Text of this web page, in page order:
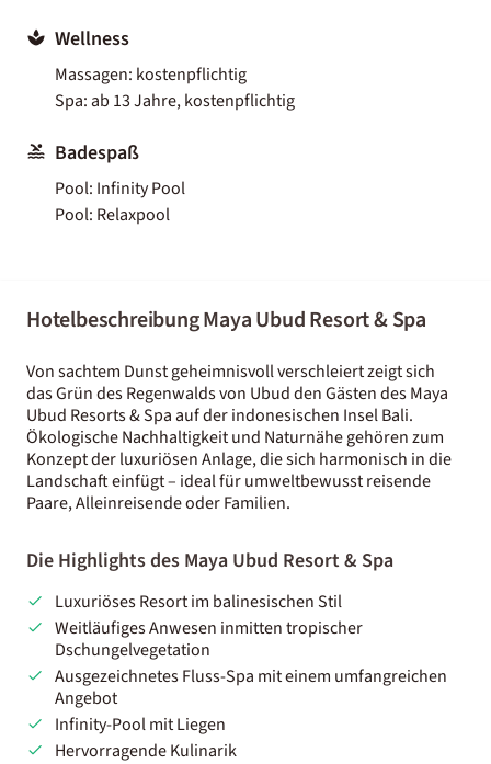
Wellness
Massagen: kostenpflichtig
Spa: ab 13 Jahre, kostenpflichtig
Badespaß
Pool: Infinity Pool
Pool: Relaxpool
Hotelbeschreibung Maya Ubud Resort & Spa
Von sachtem Dunst geheimnisvoll verschleiert zeigt sich
das Grün des Regenwalds von Ubud den Gästen des Maya
Ubud Resorts & Spa auf der indonesischen Insel Bali.
Ökologische Nachhaltigkeit und Naturnähe gehören zum
Konzept der luxuriösen Anlage, die sich harmonisch in die
Landschaft einfügt – ideal für umweltbewusst reisende
Paare, Alleinreisende oder Familien.
Die Highlights des Maya Ubud Resort & Spa
Luxuriöses Resort im balinesischen Stil
Weitläufiges Anwesen inmitten tropischer
Dschungelvegetation
Ausgezeichnetes Fluss-Spa mit einem umfangreichen
Angebot
Infinity-Pool mit Liegen
Hervorragende Kulinarik